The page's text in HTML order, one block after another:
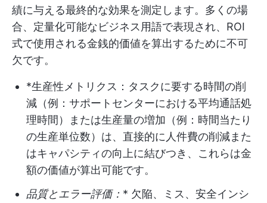
績に与える最終的な効果を測定します。多くの場
合、定量化可能なビジネス用語で表現され、ROI
式で使用される金銭的価値を算出するために不可
欠です。
*生産性メトリクス：タスクに要する時間の削
減（例：サポートセンターにおける平均通話処
理時間）または生産量の増加（例：時間当たり
の生産単位数）は、直接的に人件費の削減また
はキャパシティの向上に結びつき、これらは金
額の価値が算出可能です。
品質とエラー評価： * 欠陥、ミス、安全インシ